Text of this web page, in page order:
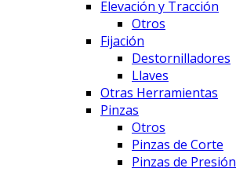
Elevación y Tracción
Otros
Fijación
Destornilladores
Llaves
Otras Herramientas
Pinzas
Otros
Pinzas de Corte
Pinzas de Presión